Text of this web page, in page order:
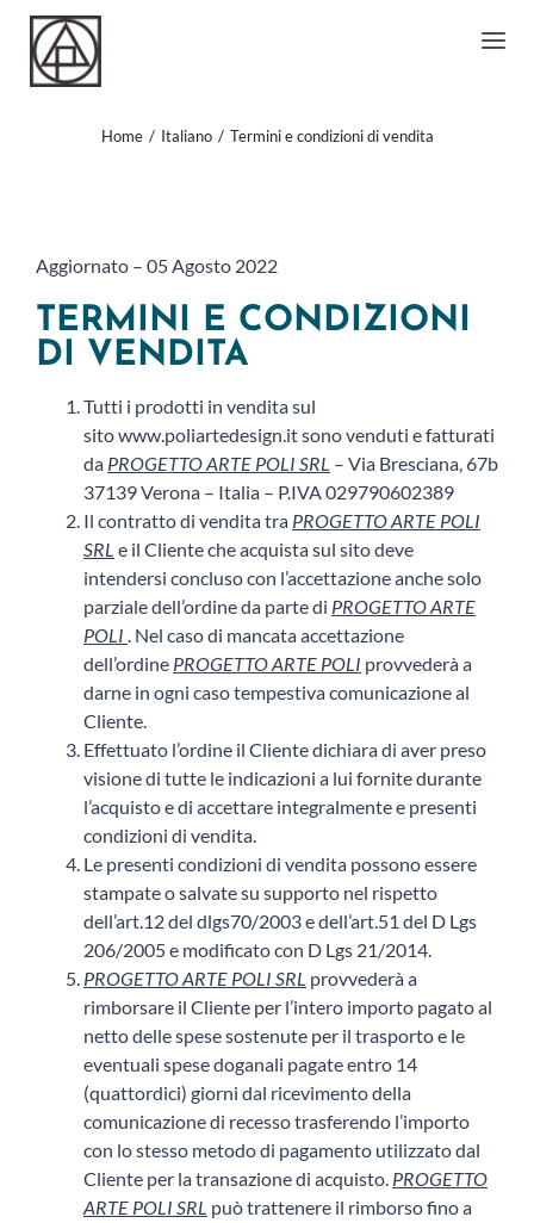
Salta
contenuto
L’ARTISTA
Home Italiano Termini e condizioni di vendita
Aggiornato – 05 Agosto 2022
TERMINI E CONDIZIONI
DI VENDITA
Tutti i prodotti in vendita sul
sitowww.poliartedesign.itsono venduti e fatturati
da PROGETTO ARTE POLI SRL – Via Bresciana, 67b
37139 Verona – Italia – P.IVA 029790602389
Il contratto di vendita tra PROGETTO ARTE POLI
SRL e il Cliente che acquista sul sito deve
intendersi concluso con l’accettazione anche solo
parziale dell’ordine da parte di PROGETTO ARTE
POLI . Nel caso di mancata accettazione
dell’ordine PROGETTO ARTE POLI provvederà a
darne in ogni caso tempestiva comunicazione al
Cliente.
Effettuato l’ordine il Cliente dichiara di aver preso
visione di tutte le indicazioni a lui fornite durante
l’acquisto e di accettare integralmente e presenti
condizioni di vendita.
Le presenti condizioni di vendita possono essere
stampate o salvate su supporto nel rispetto
dell’art.12 del dlgs70/2003 e dell’art.51 del D Lgs
206/2005 e modificato con D Lgs 21/2014.
PROGETTO ARTE POLI SRL provvederà a
rimborsare il Cliente per l’intero importo pagato al
netto delle spese sostenute per il trasporto e le
eventuali spese doganali pagate entro 14
(quattordici) giorni dal ricevimento della
comunicazione di recesso trasferendo l’importo
con lo stesso metodo di pagamento utilizzato dal
Cliente per la transazione di acquisto. PROGETTO
ARTE POLI SRL può trattenere il rimborso fino a